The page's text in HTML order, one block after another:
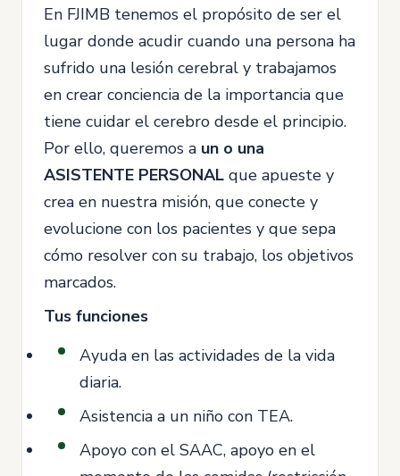
En FJIMB tenemos el propósito de ser el
lugar donde acudir cuando una persona ha
sufrido una lesión cerebral y trabajamos
en crear conciencia de la importancia que
tiene cuidar el cerebro desde el principio.
Por ello, queremos a un o una
ASISTENTE PERSONAL que apueste y
crea en nuestra misión, que conecte y
evolucione con los pacientes y que sepa
cómo resolver con su trabajo, los objetivos
marcados.
Tus funciones
Ayuda en las actividades de la vida
diaria.
Asistencia a un niño con TEA.
Apoyo con el SAAC, apoyo en el